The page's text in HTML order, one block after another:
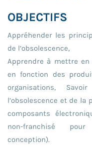
OBJECTIFS
Appréhender les
de l’obsolescence,
Apprendre à mettre en
en fonction des
organisations,
l’obsolescence et de
composants
non-franchisé pour
conception).